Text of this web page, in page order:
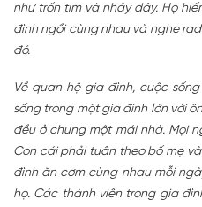
như trốn tìm và nhảy dây. Họ
đình ngồi cùng nhau và nghe
đó.
Về quan hệ gia đình, cuộc
sống trong một gia đình lớn với
đều ở chung một mái nhà. Mọi
Con cái phải tuân theo bố mẹ
đình ăn cơm cùng nhau mỗi
họ. Các thành viên trong gia